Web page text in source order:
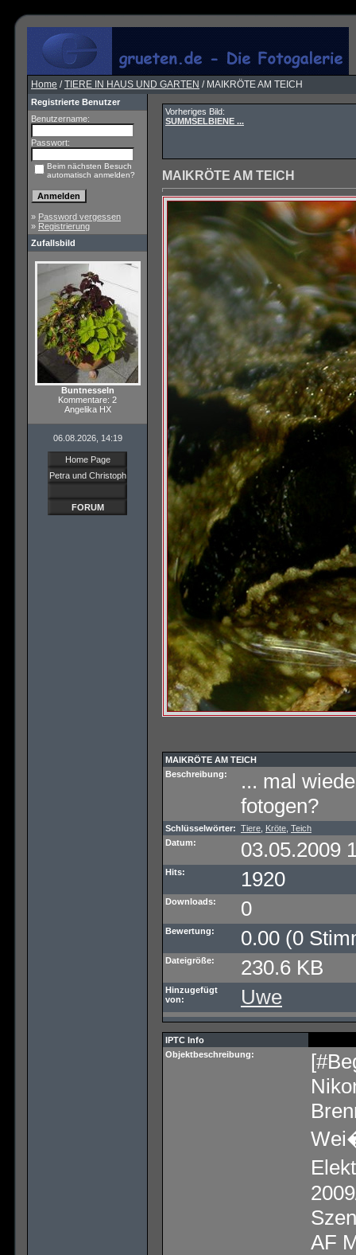
Home /TIERE IN HAUS UND GARTEN / MAIKRÖTE AM TEICH
Registrierte Benutzer
Benutzername:
Passwort:
Beim nächsten Besuch
automatisch anmelden?
» Password vergessen
» Registrierung
Zufallsbild
Buntnesseln
Kommentare: 2
Angelika HX
06.08.2026, 14:19
Home Page
Petra und Christoph
FORUM
Vorheriges Bild:
SUMMSELBIENE ...
MAIKRÖTE AM TEICH
MAIKRÖTE AM TEICH
Beschreibung:
... mal
fotogen?
Schlüsselwörter: Tiere Kröte Teich
Datum:
03.05.2009
Hits: 1920
Downloads: 0
Bewertung: 0.00 (0
Dateigröße: 230.6 KB
Hinzugefügt
von:
Uwe
IPTC Info
Objektbeschreibung:
AF